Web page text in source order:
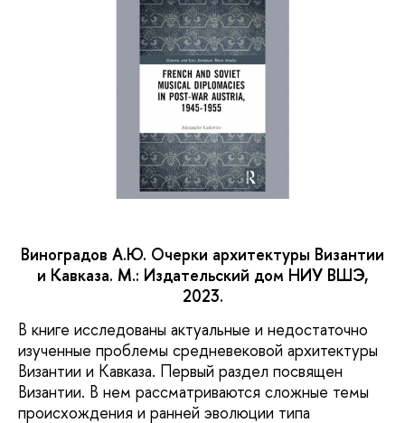
Виноградов А.Ю. Очерки архитектуры Византии
и Кавказа. М.: Издательский дом НИУ ВШЭ,
2023.
В книге исследованы актуальные и недостаточно
изученные проблемы средневековой архитектуры
Византии и Кавказа. Первый раздел посвящен
Византии. В нем рассматриваются сложные темы
происхождения и ранней эволюции типа